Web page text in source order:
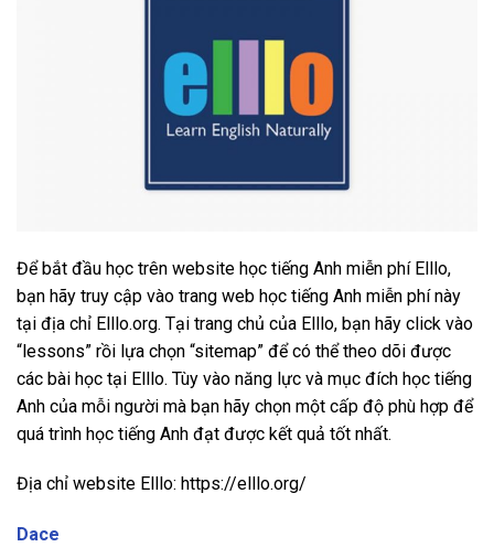
Để bắt đầu học trên website học tiếng Anh miễn phí Elllo,
bạn hãy truy cập vào trang web học tiếng Anh miễn phí này
tại địa chỉ Elllo.org. Tại trang chủ của Elllo, bạn hãy click vào
“lessons” rồi lựa chọn “sitemap” để có thể theo dõi được
các bài học tại Elllo. Tùy vào năng lực và mục đích học tiếng
Anh của mỗi người mà bạn hãy chọn một cấp độ phù hợp để
quá trình học tiếng Anh đạt được kết quả tốt nhất.
Địa chỉ website Elllo: https://elllo.org/
Dace